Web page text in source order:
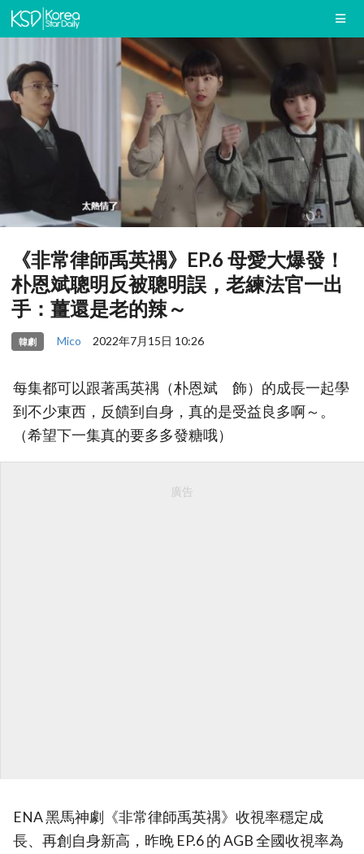
《非常律師禹英禑》EP.6 母愛大爆發！
朴恩斌聰明反被聰明誤，老練法官一出
手：薑還是老的辣～
韓劇 Mico 2022年7月15日 10:26
每集都可以跟著禹英禑（朴恩斌 飾）的成長一起學
到不少東西，反饋到自身，真的是受益良多啊～。
（希望下一集真的要多多發糖哦）
廣告
ENA 黑馬神劇《非常律師禹英禑》收視率穩定成
長、再創自身新高，昨晚 EP.6 的 AGB 全國收視率為